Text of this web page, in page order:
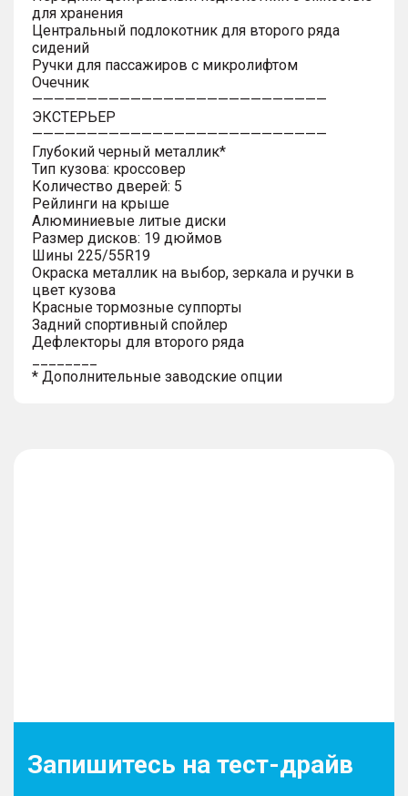
для хранения
Центральный подлокотник для второго ряда
сидений
Ручки для пассажиров с микролифтом
Очечник
———————————————————————————
ЭКСТЕРЬЕР
———————————————————————————
Глубокий черный металлик*
Тип кузова: кроссовер
Количество дверей: 5
Рейлинги на крыше
Алюминиевые литые диски
Размер дисков: 19 дюймов
Шины 225/55R19
Окраска металлик на выбор, зеркала и ручки в
цвет кузова
Красные тормозные суппорты
Задний спортивный спойлер
Дефлекторы для второго ряда
* Дополнительные заводские опции
Запишитесь на тест-драйв